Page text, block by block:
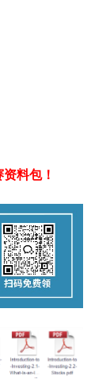
料包！